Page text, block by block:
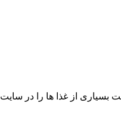
بسیاری از غذا ها را در سایت